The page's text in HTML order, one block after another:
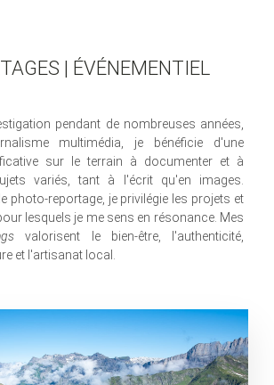
| ÉVÉNEMENTIEL
pendant de nombreuses années,
multimédia, je bénéficie d'une
sur le terrain à documenter et à
variés, tant à l'écrit qu'en images.
photo-reportage, je privilégie les projets et
lesquels je me sens en résonance. Mes
valorisent le bien-être, l'authenticité,
et l'artisanat local.